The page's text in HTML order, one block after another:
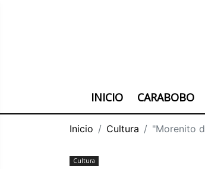
INICIO CARABOBO
Inicio Cultura "Morenito
Cultura